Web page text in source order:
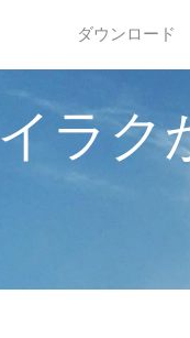
ダウンロード
イラク